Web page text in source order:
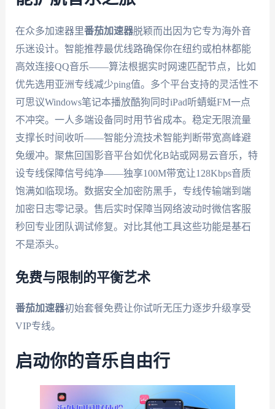
在众多加速器里番茄加速器脱颖而出因为它专为海外音
乐迷设计。智能推荐最优线路确保你在纽约或柏林都能
高效连接QQ音乐——算法根据实时网速匹配节点，比如
优先选用亚洲专线减少ping值。多个平台支持的灵活性不
可思议Windows笔记本播放酷狗同时iPad听蜻蜓FM一点
不冲突。一人多端设备同时用节省成本。稳定无限流量
支撑长时间收听——智能分流技术智能判断带宽高峰避
免缓冲。聚焦回国影音平台如优化B站或网易云音乐，特
设专线保障信号纯净——独享100M带宽让128Kbps音质
饱满如临现场。数据安全加密防黑手，专线传输端到端
加密日志零记录。售后实时保障当网络波动时微信客服
秒回专业团队调试修复。对比其他工具这些功能是基石
不是添头。
免费与限制的平衡艺术
番茄加速器初始套餐免费让你试听无压力逐步升级享受
VIP专线。
启动你的音乐自由行